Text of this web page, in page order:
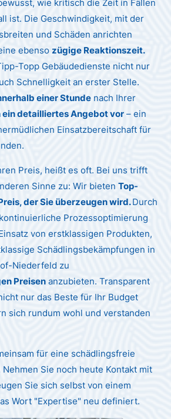
wie kritisch die Zeit in Fällen
ist. Die Geschwindigkeit, mit der
und Schäden anrichten
ebenso zügige Reaktionszeit.
Topp Gebäudedienste nicht nur
Schnelligkeit an erster Stelle.
einer Stunde nach Ihrer
ein detailliertes Angebot vor – ein
Einsatzbereitschaft für
Preis, heißt es oft. Bei uns trifft
Sinne zu: Wir bietenTop-
der Sie überzeugen wird.Durch
Prozessoptimierung
von erstklassigen Produkten,
Schädlingsbekämpfungen in
Niederfeld zu
Preisen anzubieten. Transparent
nur das Beste für Ihr Budget
sich rundum wohl und verstanden
für eine schädlingsfreie
Sie noch heute Kontakt mit
Sie sich selbst von einem
Wort "Expertise" neu definiert.